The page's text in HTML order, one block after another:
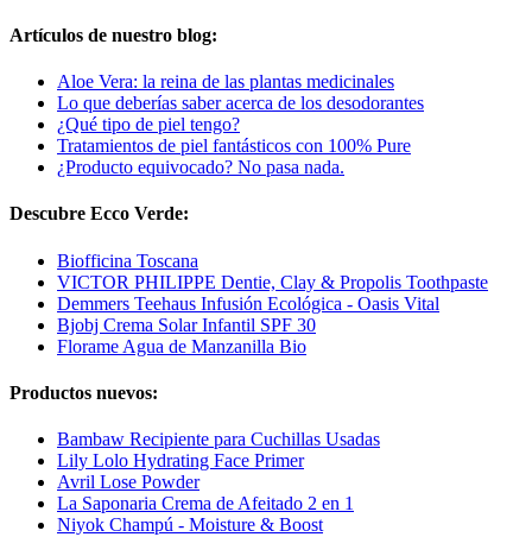
Artículos de nuestro blog:
Aloe Vera: la reina de las plantas medicinales
Lo que deberías saber acerca de los desodorantes
¿Qué tipo de piel tengo?
Tratamientos de piel fantásticos con 100% Pure
¿Producto equivocado? No pasa nada.
Descubre Ecco Verde:
Biofficina Toscana
VICTOR PHILIPPE Dentie, Clay & Propolis Toothpaste
Demmers Teehaus Infusión Ecológica - Oasis Vital
Bjobj Crema Solar Infantil SPF 30
Florame Agua de Manzanilla Bio
Productos nuevos:
Bambaw Recipiente para Cuchillas Usadas
Lily Lolo Hydrating Face Primer
Avril Lose Powder
La Saponaria Crema de Afeitado 2 en 1
Niyok Champú - Moisture & Boost